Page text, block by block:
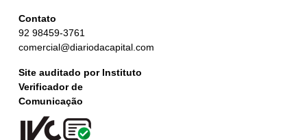
Contato
92 98459-3761
comercial@diariodacapital.com
Site auditado por Instituto
Verificador de
Comunicação